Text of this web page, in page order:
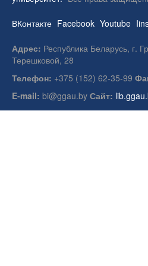
ВКонтакте Facebook Youtube
Адрес: Республика Беларусь, г.
Терешковой, 28
Телефон: +375 (152) 62-35-99
E-mail: bi@ggau.by Сайт: